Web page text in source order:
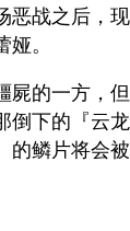
恶战之后，
。
屍的一方，
倒下的『云
鳞片将会被